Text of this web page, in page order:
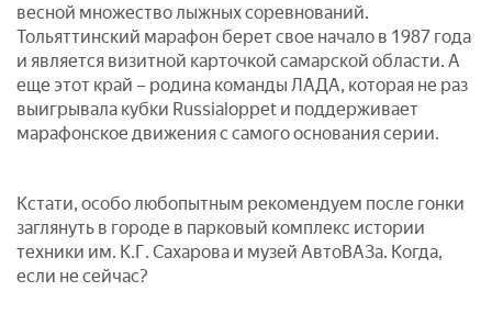
весной множество лыжных соревнований.
Тольяттинский марафон берет свое начало в 1987 года
и является визитной карточкой самарской области. А
еще этот край – родина команды ЛАДА, которая не раз
выигрывала кубки Russialoppet и поддерживает
марафонское движения с самого основания серии.
Кстати, особо любопытным рекомендуем после гонки
заглянуть в городе в парковый комплекс истории
техники им. К.Г. Сахарова и музей АвтоВАЗа. Когда,
если не сейчас?